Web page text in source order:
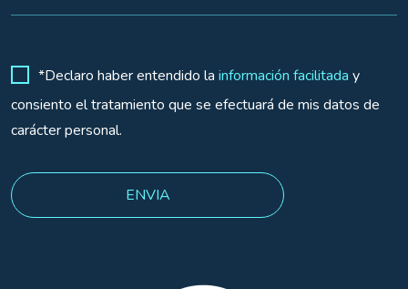
*Declaro haber entendido la información facilitada y
consiento el tratamiento que se efectuará de mis datos de
carácter personal.